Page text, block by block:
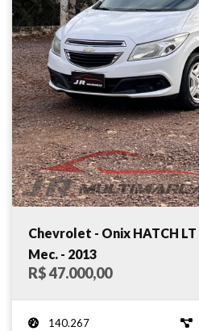
Chevrolet - Onix HATCH LT
Mec. - 2013
R$ 47.000,00
140.267